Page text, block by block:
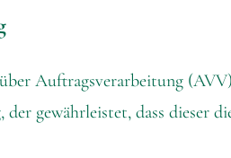
Auftragsverarbeitung
der gewährleistet, dass dieser